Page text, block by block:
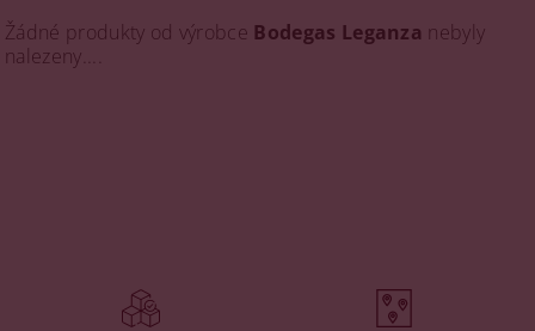
Žádné produkty od výrobce Bodegas Leganza nebyly
nalezeny....